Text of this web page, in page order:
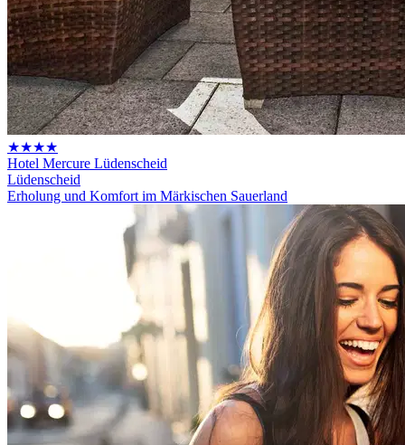
★★★★
Hotel Mercure Lüdenscheid
Lüdenscheid
Erholung und Komfort im Märkischen Sauerland